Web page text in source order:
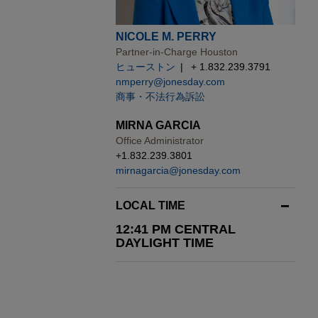
NICOLE M. PERRY
Partner-in-Charge Houston
ヒューストン
+ 1.832.239.3791
nmperry@jonesday.com
商事・不法行為訴訟
MIRNA GARCIA
Office Administrator
+1.832.239.3801
mirnagarcia@jonesday.com
LOCAL TIME
12:41 PM CENTRAL
DAYLIGHT TIME